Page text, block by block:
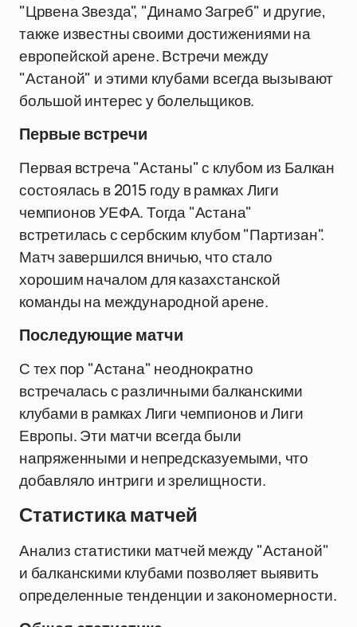
"Црвена Звезда", "Динамо Загреб" и другие,
также известны своими достижениями на
европейской арене. Встречи между
"Астаной" и этими клубами всегда вызывают
большой интерес у болельщиков.
Первые встречи
Первая встреча "Астаны" с клубом из Балкан
состоялась в 2015 году в рамках Лиги
чемпионов УЕФА. Тогда "Астана"
встретилась с сербским клубом "Партизан".
Матч завершился вничью, что стало
хорошим началом для казахстанской
команды на международной арене.
Последующие матчи
С тех пор "Астана" неоднократно
встречалась с различными балканскими
клубами в рамках Лиги чемпионов и Лиги
Европы. Эти матчи всегда были
напряженными и непредсказуемыми, что
добавляло интриги и зрелищности.
Статистика матчей
Анализ статистики матчей между "Астаной"
и балканскими клубами позволяет выявить
определенные тенденции и закономерности.